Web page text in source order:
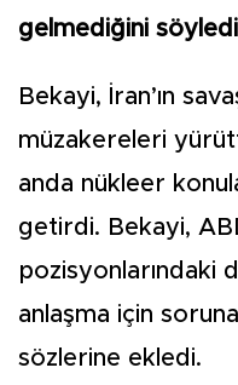
gelmediğini
Bekayi, İran’ın
müzakereleri
anda nükleer
getirdi. Bekayi,
pozisyonlarındaki
anlaşma için
sözlerine ekledi.